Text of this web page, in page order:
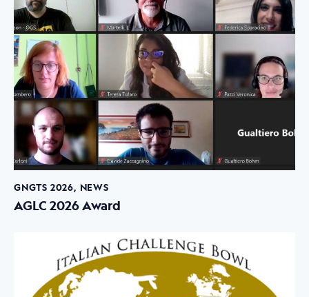
GNGTS 2026, NEWS
AGLC 2026 Award